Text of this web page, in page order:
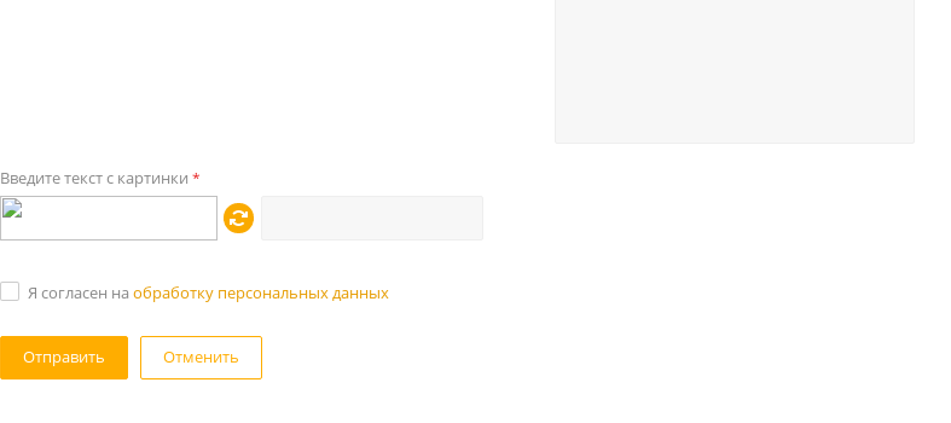
Введите текст с картинки *
Я согласен на обработку персональных данных
Отменить